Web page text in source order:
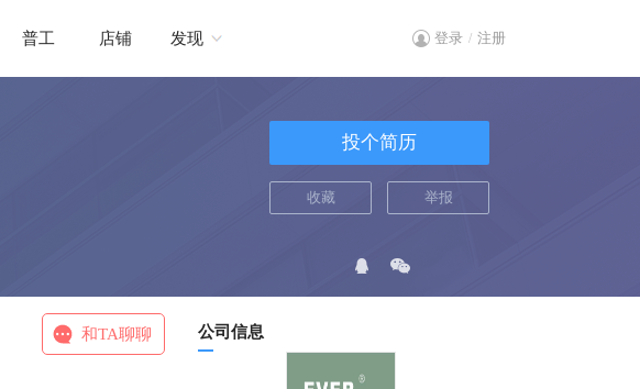
普工 店铺 发现 登录 / 注册
投个简历
收藏 举报
和TA聊聊 公司信息